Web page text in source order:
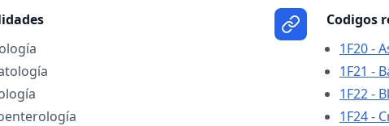
Codigos
1F20 -
1F21 -
1F22 -
1F24 -